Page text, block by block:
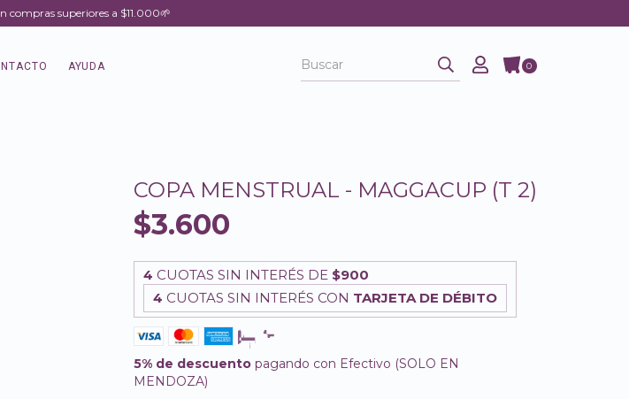
compras superiores a $11.000🌱
AYUDA 0
COPA MENSTRUAL - MAGGACUP (T 2)
$3.600
4 CUOTAS SIN INTERÉS DE $900
4 CUOTAS SIN INTERÉS CON TARJETA DE DÉBITO
5% de descuento pagando con Efectivo (SOLO EN
MENDOZA)